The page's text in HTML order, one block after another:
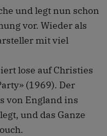
und legt nun schon
vor. Wieder als
mit viel
lose auf Christies
(1969). Der
von England ins
und das Ganze